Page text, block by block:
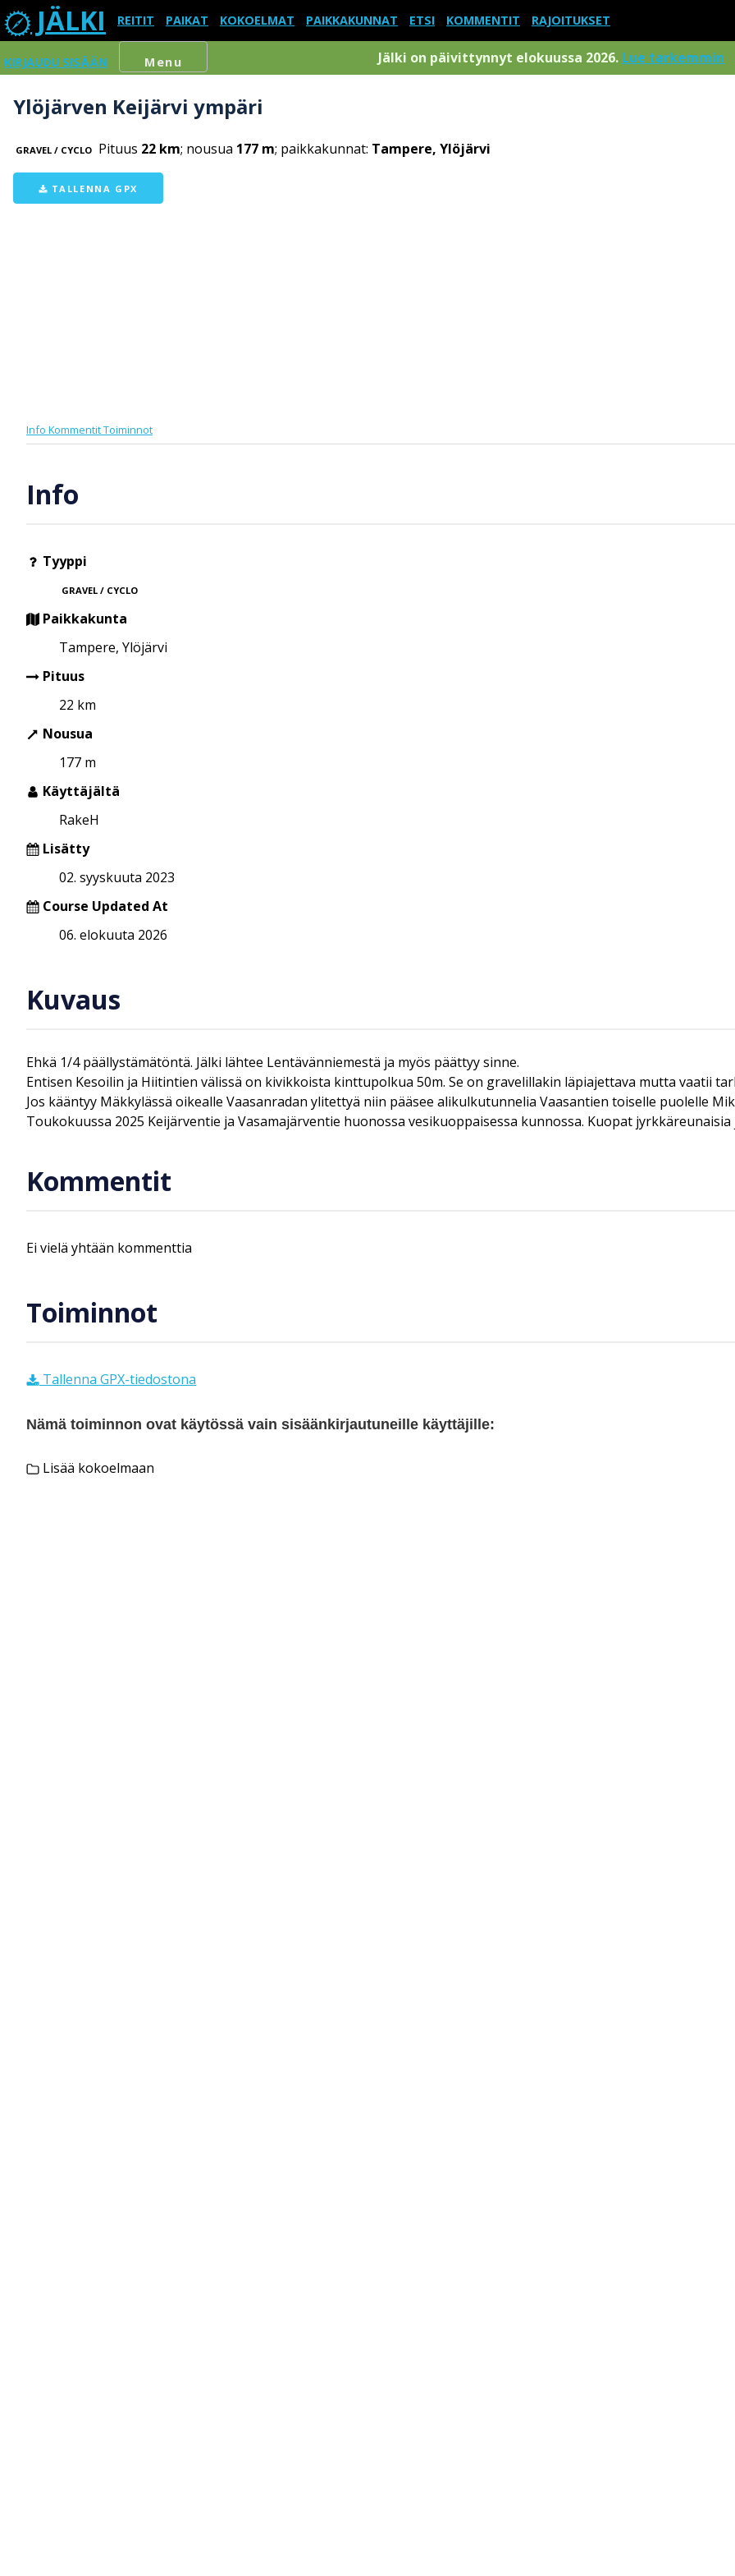
JÄLKI REITIT PAIKAT KOKOELMAT PAIKKAKUNNAT ETSI KOMMENTIT RAJOITUKSET
KIRJAUDU SISÄÄN Menu Jälki on päivittynnyt elokuussa 2026. Lue tarkemmin
Ylöjärven Keijärvi ympäri
GRAVEL / CYCLO Pituus 22 km; nousua 177 m; paikkakunnat: Tampere, Ylöjärvi
TALLENNA GPX
Info KommentitToiminnot
Info
Tyyppi
GRAVEL / CYCLO
Paikkakunta
Tampere, Ylöjärvi
Pituus
22 km
Nousua
177 m
Käyttäjältä
RakeH
Lisätty
02. syyskuuta 2023
Course Updated At
06. elokuuta 2026
Kuvaus
Ehkä 1/4 päällystämätöntä. Jälki lähtee Lentävänniemestä ja myös päättyy sinne.
Entisen Kesoilin ja Hiitintien välissä on kivikkoista kinttupolkua 50m. Se on gravelillakin läpiajettava mutta vaatii
Jos kääntyy Mäkkylässä oikealle Vaasanradan ylitettyä niin pääsee alikulkutunnelia Vaasantien toiselle puolelle
Toukokuussa 2025 Keijärventie ja Vasamajärventie huonossa vesikuoppaisessa kunnossa. Kuopat
Kommentit
Ei vielä yhtään kommenttia
Toiminnot
Tallenna GPX-tiedostona
Nämä toiminnon ovat käytössä vain sisäänkirjautuneille käyttäjille:
Lisää kokoelmaan